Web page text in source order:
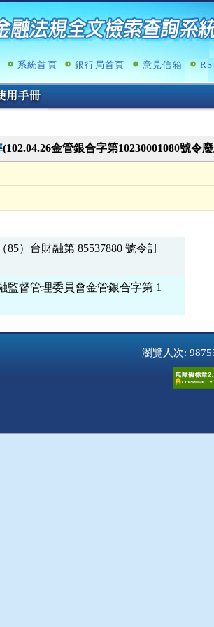
系統首頁 銀行局首頁 意見信箱
(102.04.26金管銀合字第10230001080號令
）台財融第 85537880 號令訂
監督管理委員會金管銀合字第 1
瀏覽人次: